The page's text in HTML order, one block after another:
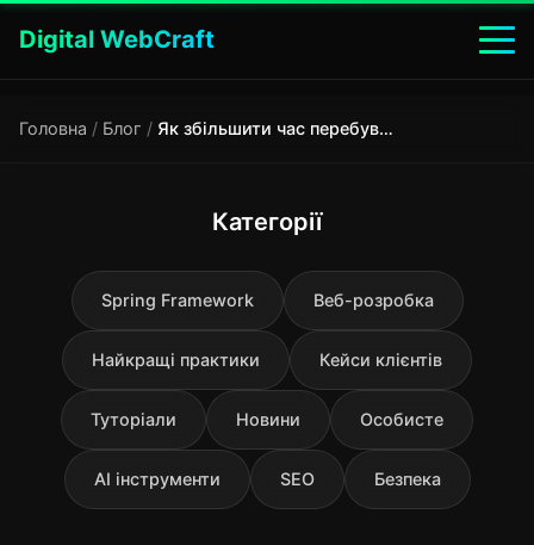
Digital WebCraft
Головна / Блог / Як збільшити час перебування користувачів на сайті
Категорії
Spring Framework Веб-розробка
Найкращі практики Кейси клієнтів
Туторіали Новини Особисте
AI інструменти SEO Безпека